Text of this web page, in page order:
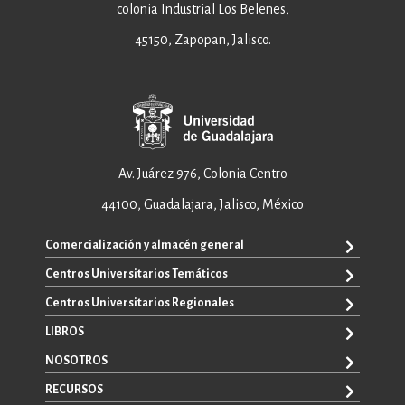
colonia Industrial Los Belenes,
45150, Zapopan, Jalisco.
Av. Juárez 976, Colonia Centro
44100, Guadalajara, Jalisco, México
Comercialización y almacén general
+52 33 3640 6326
+52 33 3640 4595
ventas@editorial.udg.mx
WhatsApp: +52 33 1433 6869
Centros Universitarios Temáticos
CUAAD
CUCEA
CUCBA
CUCEI
Centros Universitarios Regionales
CUALTOS
CUCHAPALA
CUCOSTA
LIBROS
TODOS LOS LIBROS
E-BOOKS
NOSOTROS
SOBRE NOSOTROS
RECURSOS